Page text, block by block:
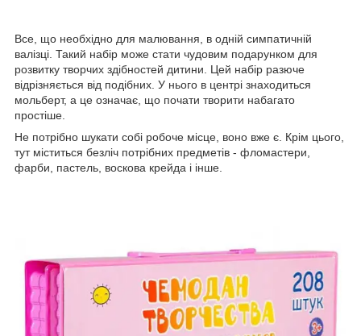
Все, що необхідно для малювання, в одній симпатичній
валізці. Такий набір може стати чудовим подарунком для
розвитку творчих здібностей дитини. Цей набір разюче
відрізняється від подібних. У нього в центрі знаходиться
мольберт, а це означає, що почати творити набагато
простіше.
Не потрібно шукати собі робоче місце, воно вже є. Крім цього,
тут міститься безліч потрібних предметів - фломастери,
фарби, пастель, воскова крейда і інше.